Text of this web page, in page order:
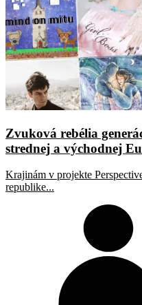
Zvuková rebélia
strednej a východnej
Krajinám v projekte
republike...